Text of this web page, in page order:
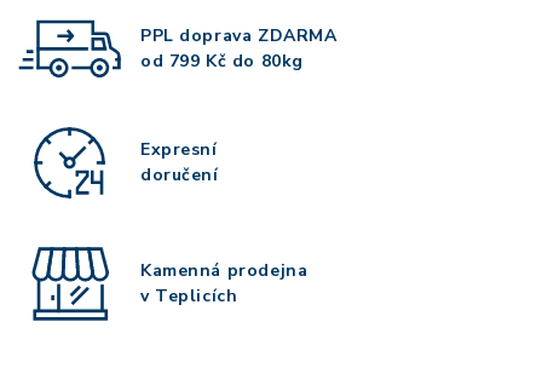
PPL doprava ZDARMA
od 799 Kč do 80kg
Expresní
doručení
Kamenná prodejna
v Teplicích